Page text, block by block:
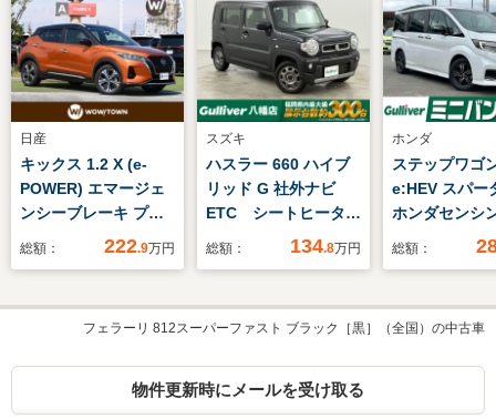
日産
キックス 1.2 X (e-
POWER) エマージェ
ンシーブレーキ プロ
パイロット クルーズ
ダー ステアリングス
イッチ ETC LEDヘッ
ト コーナーセンサー
総額： 222.9万円
スズキ
ハスラー 660 ハイブ
リッド G 社外ナビ
ETC シートヒータ
ー 横滑り防止 アイ
レコーダー純正フロア
マット 衝突被害軽減
ホイール LEDライ
総額： 134.8万円
ホンダ
ステップワゴ
e:HEV スパー
ホンダセンシ
正7インチナビ
ラ レーダー
ン シートヒ
正16インチ
総額：
フェラーリ 812スーパーファスト ブラック［黒］（全国）の中古車
物件更新時にメールを受け取る